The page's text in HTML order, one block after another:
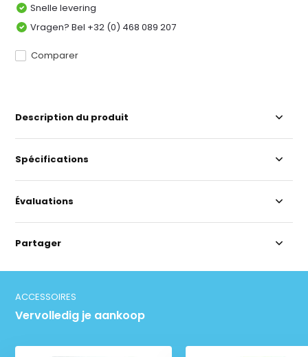
Snelle levering
Vragen? Bel +32 (0) 468 089 207
Comparer
Description du produit
Spécifications
Évaluations
Partager
ACCESSOIRES
Vervolledig je aankoop